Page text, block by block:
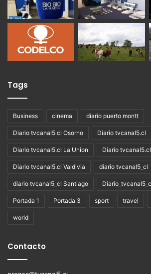
Tags
Business cinema diario puerto montt
Diario tvcanal5 cl Osorno Diario tvcanal5.cl
Diario tvcanal5.cl La Union Diario
Diario tvcanal5.cl Valdivia diario tvcanal5_cl
diario tvcanal5_cl Santiago
Portada 1 Portada 3 sport travel
world
Contacto